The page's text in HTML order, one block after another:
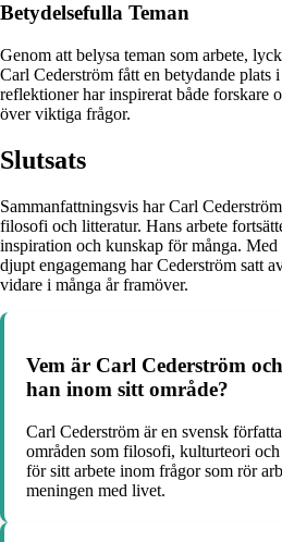
Betydelsefulla Teman
Genom att belysa teman som arbete,
Carl Cederström fått en betydande
reflektioner har inspirerat både forskare
över viktiga frågor.
Slutsats
Sammanfattningsvis har Carl
filosofi och litteratur. Hans arbete
inspiration och kunskap för många.
djupt engagemang har Cederström satt
vidare i många år framöver.
Vem är Carl Cederström
han inom sitt område?
Carl Cederström är en svensk
områden som filosofi, kulturteori
för sitt arbete inom frågor som rör
meningen med livet.